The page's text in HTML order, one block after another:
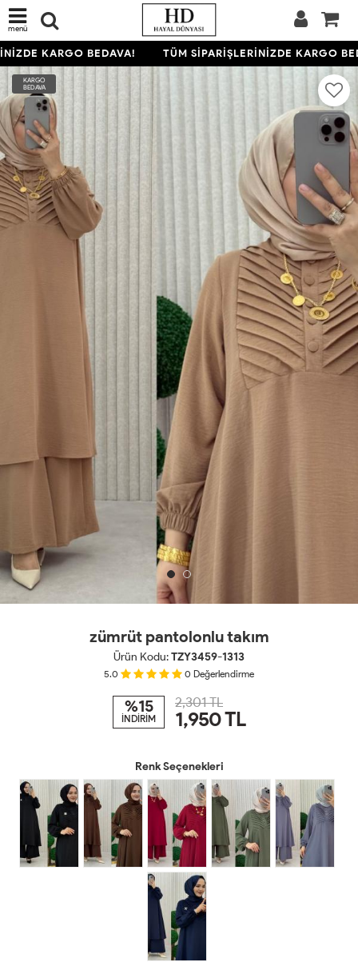
menü
KARGO BEDAVA! TÜM SİPARİŞLERİNİZDE KARGO
KARGO
BEDAVA
zümrüt pantolonlu takım
Ürün Kodu:TZY3459-1313
5.0 0 Değerlendirme
%15
İNDİRİM
2,301 TL
1,950TL
Renk Seçenekleri